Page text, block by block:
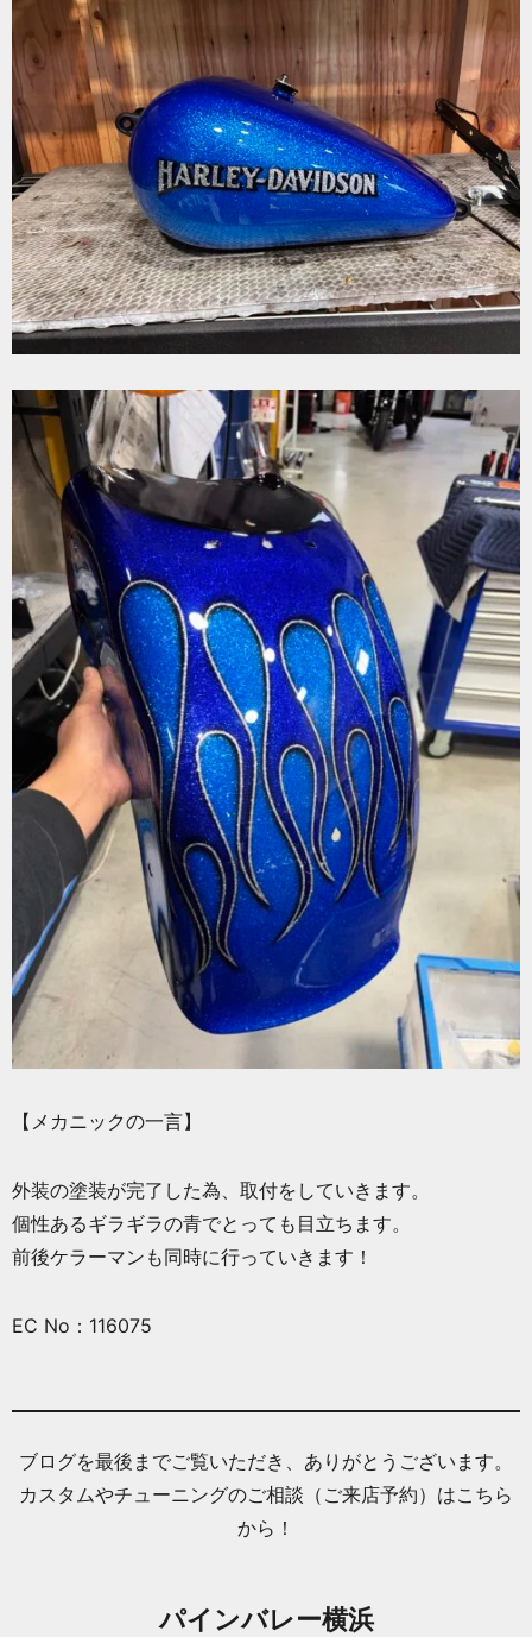
【メカニックの一言】
外装の塗装が完了した為、取付をしていきます。
個性あるギラギラの青でとっても目立ちます。
前後ケラーマンも同時に行っていきます！
EC No：116075
ブログを最後までご覧いただき、ありがとうございます。
カスタムやチューニングのご相談（ご来店予約）はこちら
から！
パインバレー横浜